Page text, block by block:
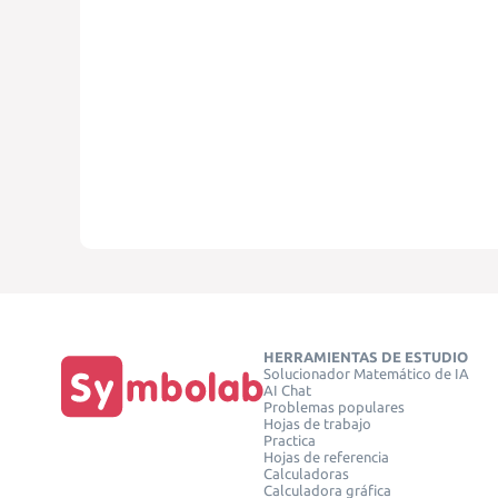
HERRAMIENTAS DE ESTUDIO
Solucionador Matemático de IA
AI Chat
Problemas populares
Hojas de trabajo
Practica
Hojas de referencia
Calculadoras
Calculadora gráfica